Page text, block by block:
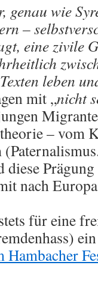
genau wie
–
eine zivile
leben
mit „nicht
– vom
diese
nach
für eine
Hambacher